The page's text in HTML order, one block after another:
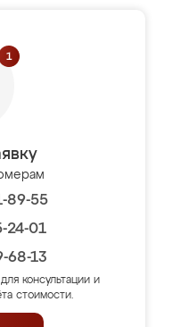
89-55
24-01
68-13
консультации и
стоимости.